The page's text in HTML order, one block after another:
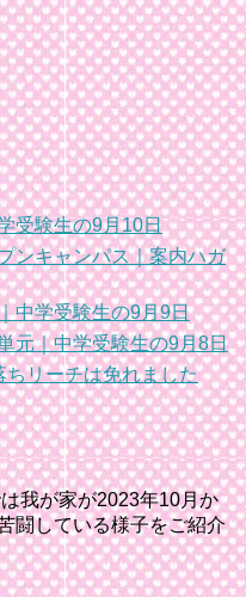
受験生の9月10日
ンキャンパス｜案内ハガ
中学受験生の9月9日
元｜中学受験生の9月8日
リーチは免れました
我が家が2023年10月か
闘している様子をご紹介